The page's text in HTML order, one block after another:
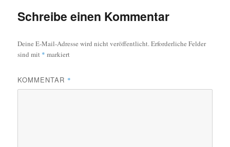
Schreibe einen Kommentar
Deine E-Mail-Adresse wird nicht veröffentlicht.Erforderliche Felder
sind mit * markiert
KOMMENTAR *